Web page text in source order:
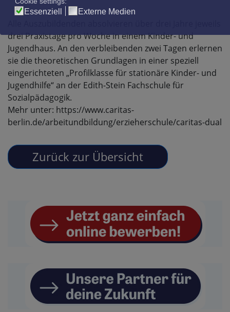
drei Praxistage pro Woche in einem Kinder- und
Jugendhaus. An den verbleibenden zwei Tagen erlernen
sie die theoretischen Grundlagen in einer speziell
eingerichteten „Profilklasse für stationäre Kinder- und
Jugendhilfe“ an der Edith-Stein Fachschule für
Sozialpädagogik.
Mehr unter: https://www.caritas-
berlin.de/arbeitundbildung/erzieherschule/caritas-dual